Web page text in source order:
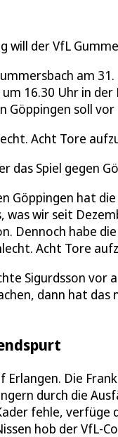
will der VfL
am
16.30 Uhr in
Göppingen soll
Acht Tore
das Spiel gegen
Göppingen hat
was wir seit
Dennoch habe
Acht Tore
Sigurdsson
dann hat
Erlangen. Die
durch die
fehle,
hob der VfL-